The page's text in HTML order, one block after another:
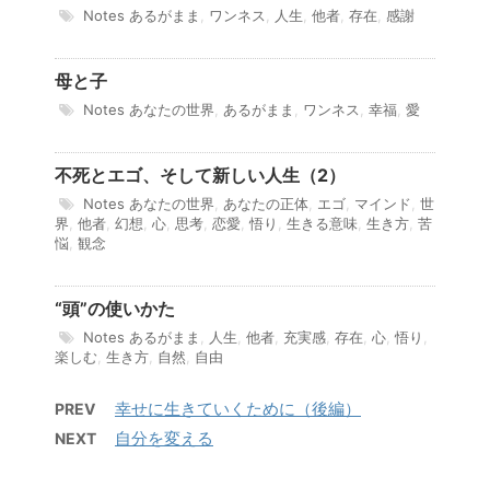
Notes あるがまま ワンネス 人生 他者 存在 感謝
母と子
Notes あなたの世界 あるがまま ワンネス 幸福 愛
不死とエゴ、そして新しい人生（2）
Notes あなたの世界 あなたの正体 エゴ マインド 世
界 他者 幻想 心 思考 恋愛 悟り 生きる意味 生き方 苦
悩 観念
“頭”の使いかた
Notes あるがまま 人生 他者 充実感 存在 心 悟り
楽しむ 生き方 自然 自由
PREV 幸せに生きていくために（後編）
NEXT 自分を変える